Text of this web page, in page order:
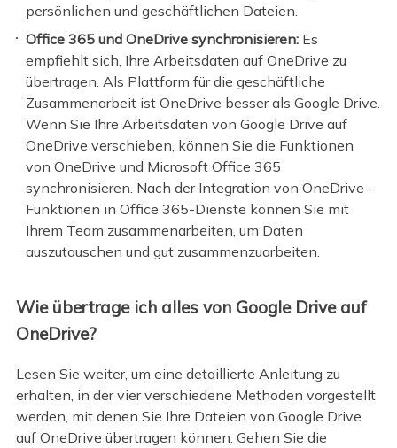
persönlichen und geschäftlichen Dateien.
Office 365 und OneDrive synchronisieren: Es
empfiehlt sich, Ihre Arbeitsdaten auf OneDrive zu
übertragen. Als Plattform für die geschäftliche
Zusammenarbeit ist OneDrive besser als Google Drive.
Wenn Sie Ihre Arbeitsdaten von Google Drive auf
OneDrive verschieben, können Sie die Funktionen
von OneDrive und Microsoft Office 365
synchronisieren. Nach der Integration von OneDrive-
Funktionen in Office 365-Dienste können Sie mit
Ihrem Team zusammenarbeiten, um Daten
auszutauschen und gut zusammenzuarbeiten.
Wie übertrage ich alles von Google Drive auf
OneDrive?
Lesen Sie weiter, um eine detaillierte Anleitung zu
erhalten, in der vier verschiedene Methoden vorgestellt
werden, mit denen Sie Ihre Dateien von Google Drive
auf OneDrive übertragen können. Gehen Sie die